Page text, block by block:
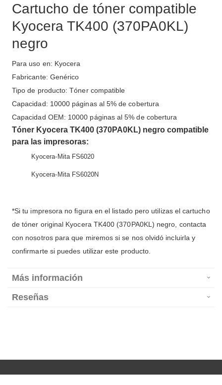
Cartucho de tóner compatible
Kyocera TK400 (370PA0KL)
negro
Para uso en: Kyocera
Fabricante: Genérico
Tipo de producto: Tóner compatible
Capacidad: 10000 páginas al 5% de cobertura
Capacidad OEM: 10000 páginas al 5% de cobertura
Tóner Kyocera TK400 (370PA0KL) negro compatible
para las impresoras:
Kyocera-Mita FS6020
Kyocera-Mita FS6020N
*Si tu impresora no figura en el listado pero utilizas el cartucho
de tóner original Kyocera TK400 (370PA0KL) negro, contacta
con nosotros para que miremos si se nos olvidó incluirla y
confirmarte si puedes utilizar este producto.
Más información
Reseñas